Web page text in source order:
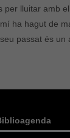
lluitar amb
ha hagut de
passat és un